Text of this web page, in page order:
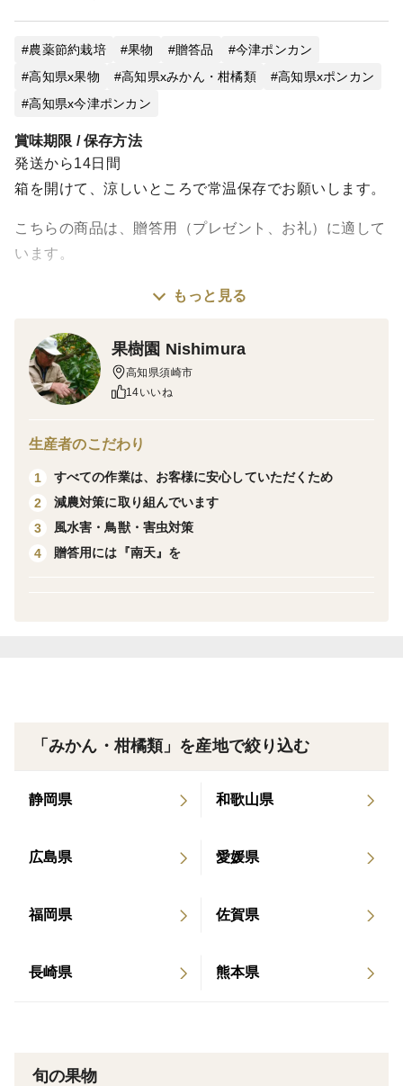
農薬節約栽培 果物 贈答品
今津ポンカン
高知県x果物
高知県xみかん・柑橘類
高知県xポンカン
高知県x今津ポンカン
賞味期限 / 保存方法
発送から14日間
箱を開けて、涼しいところで常温保存でお願いします。
こちらの商品は、贈答用（プレゼント、お礼）に適して
います。
口の中に溢れ出るのが特徴です。土佐の温暖な気候で
育った、うま味たっぷりのポンカンをご賞味いただけれ
ばと思います。
＜栽培のこだわり＞
出来る限り減農に努めております。
＜産地の特徴＞
風当たりの少ない南向きの斜面で、青石で作られた段々
もっと見る
果樹園 Nishimura
高知県須崎市
14いいね
生産者のこだわり
1
すべての作業は、お客様に安心していただくため
2
減農対策に取り組んでいます
3
風水害・鳥獣・害虫対策
4
贈答用には『南天』を
「みかん・柑橘類」を産地で絞り込む
静岡県 和歌山県
広島県 愛媛県
福岡県 佐賀県
長崎県 熊本県
旬の果物